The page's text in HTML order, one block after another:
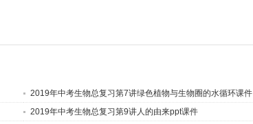
2019年中考生物总复习第7讲绿色植物与生物圈的水循环课件
2019年中考生物总复习第9讲人的由来ppt课件